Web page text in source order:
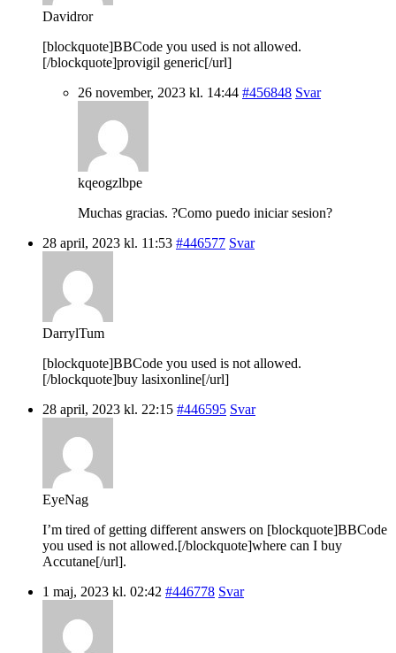
Davidror
[blockquote]BBCode you used is not allowed.
[/blockquote]provigil generic[/url]
26 november, 2023 kl. 14:44 #456848 Svar
kqeogzlbpe
Muchas gracias. ?Como puedo iniciar sesion?
28 april, 2023 kl. 11:53 #446577 Svar
DarrylTum
[blockquote]BBCode you used is not allowed.
[/blockquote]buy lasixonline[/url]
28 april, 2023 kl. 22:15 #446595 Svar
EyeNag
I’m tired of getting different answers on [blockquote]BBCode
you used is not allowed.[/blockquote]where can I buy
Accutane[/url].
1 maj, 2023 kl. 02:42 #446778 Svar